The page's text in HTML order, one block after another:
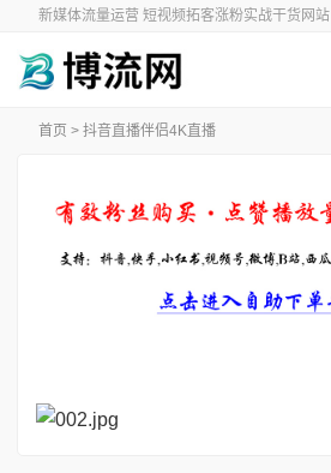
新媒体流量运营 短视频拓客涨粉实战干货网站
首页 > 抖音直播伴侣4K直播